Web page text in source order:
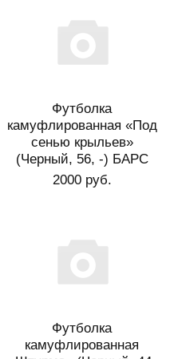
Футболка
камуфлированная «Под
сенью крыльев»
(Черный, 56, -) БАРС
2000 руб.
Футболка
камуфлированная